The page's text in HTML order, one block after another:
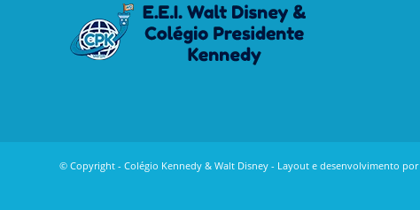
© Copyright - Colégio Kennedy & Walt Disney - Layout e desenvolvimento por